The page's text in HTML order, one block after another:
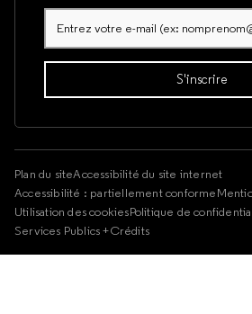
Plan du siteAccessibilité du site internet
Accessibilité : partiellement conforme
Utilisation des cookiesPolitique de
Services Publics +Crédits